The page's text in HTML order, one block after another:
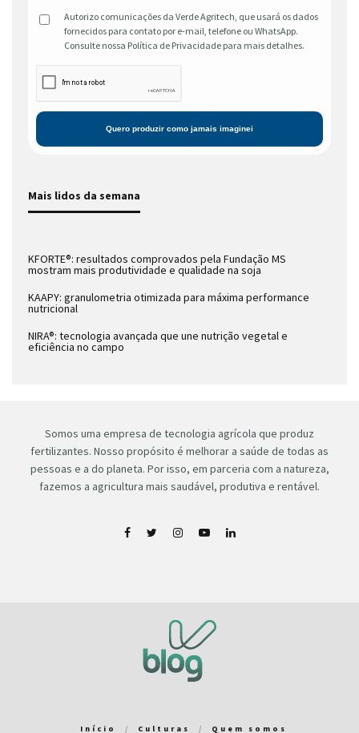
Autorizo comunicações da Verde Agritech, que usará os dados
fornecidos para contato por e-mail, telefone ou WhatsApp.
Consulte nossa Política de Privacidade para mais detalhes.
Mais lidos da semana
KFORTE®: resultados comprovados pela Fundação MS
mostram mais produtividade e qualidade na soja
KAAPY: granulometria otimizada para máxima performance
nutricional
NIRA®: tecnologia avançada que une nutrição vegetal e
eficiência no campo
Somos uma empresa de tecnologia agrícola que produz
fertilizantes. Nosso propósito é melhorar a saúde de todas as
pessoas e a do planeta. Por isso, em parceria com a natureza,
fazemos a agricultura mais saudável, produtiva e rentável.
Início Culturas Quem somos